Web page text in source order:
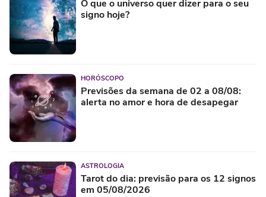
O que o universo quer dizer para o seu
signo hoje?
HORÓSCOPO
Previsões da semana de 02 a 08/08:
alerta no amor e hora de desapegar
ASTROLOGIA
Tarot do dia: previsão para os 12 signos
em 05/08/2026